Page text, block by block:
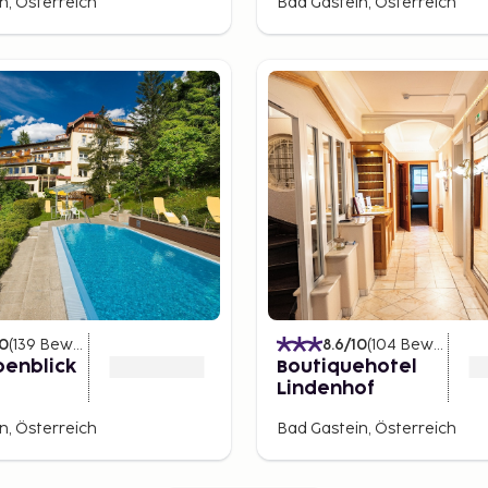
für fortgeschrittene
höchste Stelle dieses
den Großglockner und
wählen, gibt es viele
wohlverdiente
wir Sie
Skigebieten,
Zeit für Ihren
(139 Bewertungen
Österreich
8.6/10(104 Bewertungen
Boutiquehotel
Lindenhof
Bad Gastein, Österreich